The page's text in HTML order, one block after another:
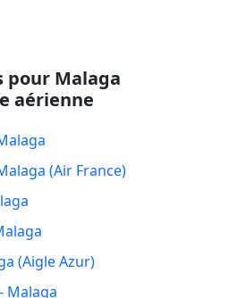
pour Malaga
aérienne
(Air France)
(Aigle Azur)
Malaga